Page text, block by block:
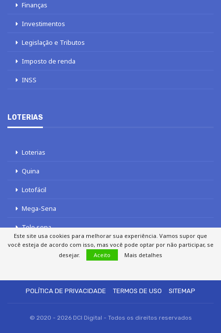
Finanças
Investimentos
Legislação e Tributos
Imposto de renda
INSS
LOTERIAS
Loterias
Quina
Lotofácil
Mega-Sena
Tele sena
POLÍTICA DE PRIVACIDADE
TERMOS DE USO SITEMAP
© 2020 - 2026 DCI Digital - Todos os direitos reservados
Este site usa cookies para melhorar sua experiência. Vamos supor que
você esteja de acordo com isso, mas você pode optar por não participar, se
desejar.
Aceito Mais detalhes